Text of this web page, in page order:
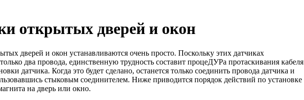
открытых дверей и окон
дверей и окон устанавливаются очень просто. Поскольку этих датчиках
два провода, единственную трудность соста­вит процеДУРа протаскивания кабеля
датчика. Когда это будет сделано, останется только соединить провода датчика и
стыковым соединителем. Ниже приводится порядок действий по установке
на дверь или окно.